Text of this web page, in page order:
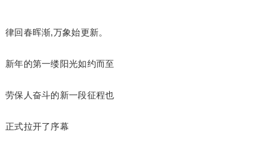
律回春晖渐,万象始更新。
新年的第一缕阳光如约而至
劳保人奋斗的新一段征程也
正式拉开了序幕